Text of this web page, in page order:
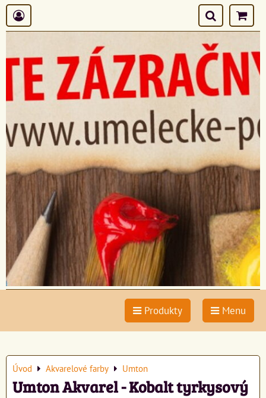
Produkty Menu
Úvod Akvarelové farby Umton
Umton Akvarel - Kobalt tyrkysový